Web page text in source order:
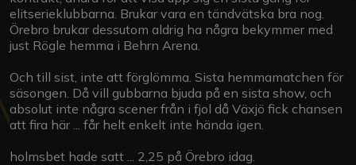
elitserieklubbarna. Brukar vara en tändvätska bra nog.
Örebro brukar dessutom aldrig ha några bekymmer med
just Rögle hemma i Behrn Arena.
Och till sist, inte att förglömma. Sista hemmamatchen för
säsongen. Då vill gubbarna bjuda på en sista show, och
absolut inte några scener från i fjol då Växjö fick chansen
att fira här ... får helt enkelt inte hända igen.
holmsbet hade satt ... 2,25 på Örebro idag.